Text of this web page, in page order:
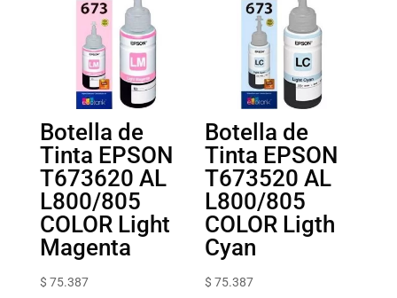
Botella de
Tinta EPSON
T673620 AL
L800/805
COLOR Light
Magenta
$ 75.387
Botella de
Tinta EPSON
T673520 AL
L800/805
COLOR Ligth
Cyan
$ 75.387